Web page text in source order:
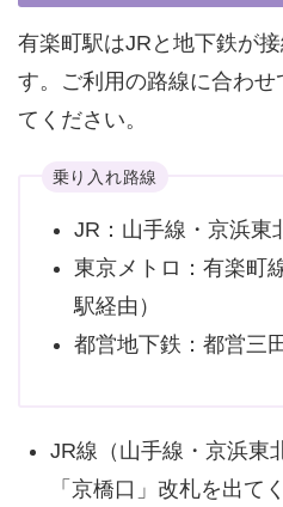
有楽町駅はJRと地下鉄が
す。ご利用の路線に合わ
てください。
乗り入れ路線
JR：山手線・京浜東
東京メトロ：有楽町
駅経由）
都営地下鉄：都営三
JR線（山手線・京浜東
「京橋口」改札を出て